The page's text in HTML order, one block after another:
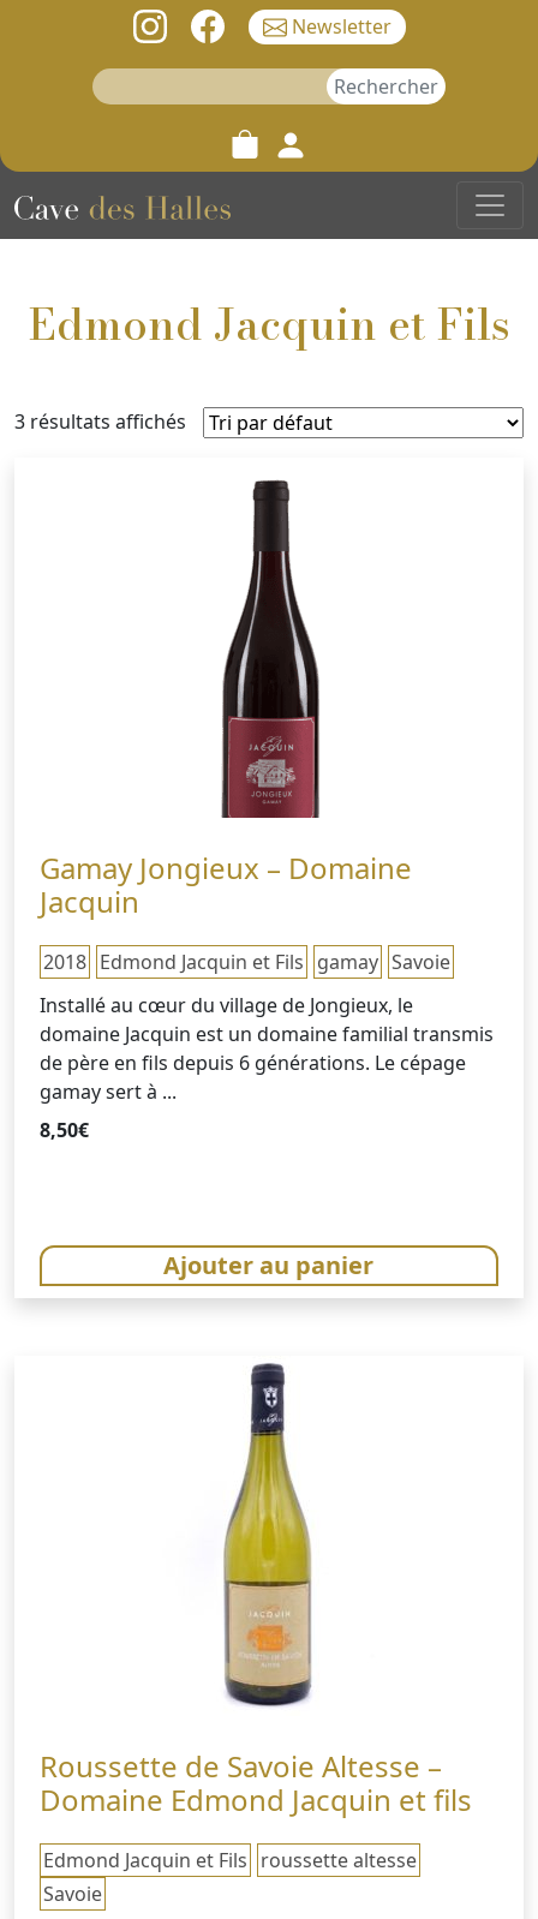
Newsletter
Rechercher :
Edmond Jacquin et Fils
3 résultats affichés
Gamay Jongieux – Domaine
Jacquin
2018 Edmond Jacquin et Fils gamay Savoie
Installé au cœur du village de Jongieux, le
domaine Jacquin est un domaine familial transmis
de père en fils depuis 6 générations. Le cépage
gamay sert à ...
8,50€
Ajouter au panier
Roussette de Savoie Altesse –
Domaine Edmond Jacquin et fils
Edmond Jacquin et Fils roussette altesse
Savoie